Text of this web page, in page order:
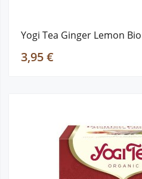
Yogi Tea Ginger Lemon
3,95 €